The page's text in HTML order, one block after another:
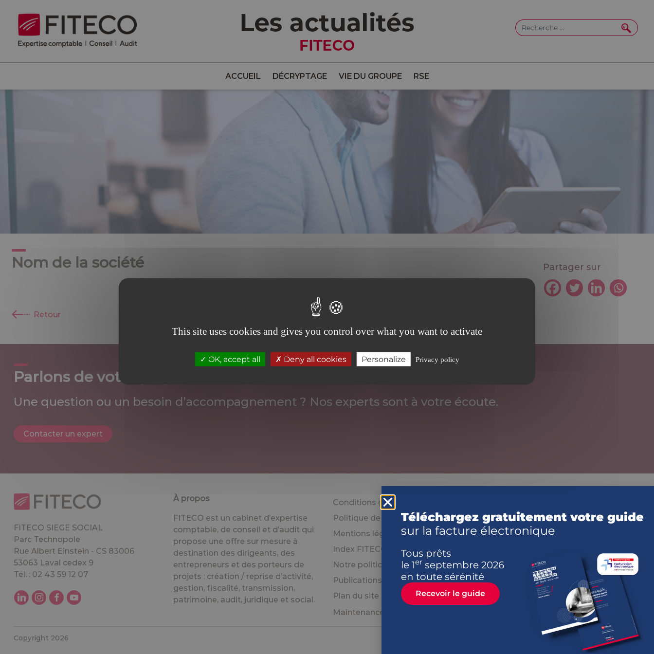
ACCUEIL DÉCRYPTAGE VIE DU GROUPE RSE
Partager sur
Nom de la société
Retour
Parlons de votre projet
Une question ou un besoin d’accompagnement ? Nos experts sont à votre écoute.
Contacter un expert
FITECO SIEGE SOCIAL
Parc Technopole
Rue Albert Einstein - CS 83006
53063 Laval cedex 9
Tél. : 02 43 59 12 07
À propos
FITECO est un cabinet d’expertise
comptable, de conseil et d’audit qui
propose une offre sur mesure à
destination des dirigeants, des
entrepreneurs et des porteurs de
projets : création / reprise d’activité,
gestion, fiscalité, transmission,
patrimoine, audit, juridique et social.
Conditions générales d’utilisation
Politique de confidentialité
Mentions légales
Index FITECO égalité professionnelle
Notre politique handicap
Publications officielles
Plan du site
Maintenance client
Copyright 2026
This site uses cookies and gives you control over what you want to activate
OK, accept all Deny all cookies Personalize Privacy policy
Téléchargez gratuitement votre guide
sur la facture électronique
Tous prêts
le 1er septembre 2026
en toute sérénité
Recevoir le guide